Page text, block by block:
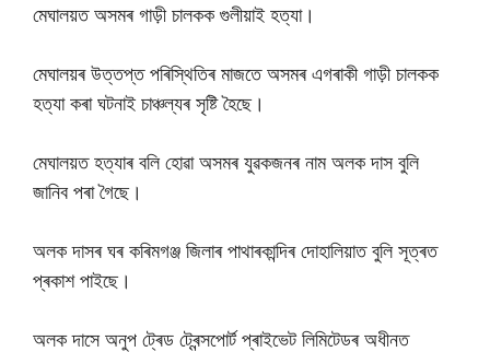
মেঘালয়ত অসমৰ গাড়ী চালকক গুলীয়াই হত্যা।
মেঘালয়ৰ উত্তপ্ত পৰিস্থিতিৰ মাজতে অসমৰ এগৰাকী গাড়ী চালকক
হত্যা কৰা ঘটনাই চাঞ্চল্যৰ সৃষ্টি হৈছে।
মেঘালয়ত হত্যাৰ বলি হোৱা অসমৰ যুৱকজনৰ নাম অলক দাস বুলি
জানিব পৰা গৈছে।
অলক দাসৰ ঘৰ কৰিমগঞ্জ জিলাৰ পাথাৰকান্দিৰ দোহালিয়াত বুলি সূত্ৰত
প্ৰকাশ পাইছে।
অলক দাসে অনুপ ট্ৰেড ট্ৰেন্সপোৰ্ট প্ৰাইভেট লিমিটেডৰ অধীনত